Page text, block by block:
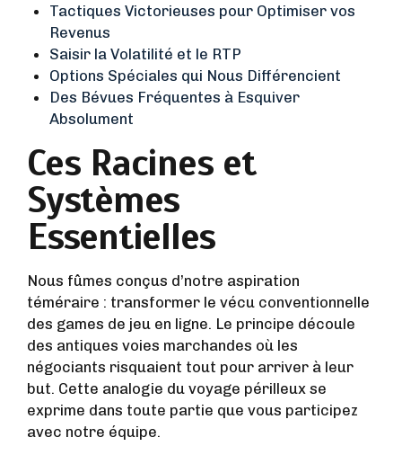
Tactiques Victorieuses pour Optimiser vos
Revenus
Saisir la Volatilité et le RTP
Options Spéciales qui Nous Différencient
Des Bévues Fréquentes à Esquiver
Absolument
Ces Racines et
Systèmes
Essentielles
Nous fûmes conçus d’notre aspiration
téméraire : transformer le vécu conventionnelle
des games de jeu en ligne. Le principe découle
des antiques voies marchandes où les
négociants risquaient tout pour arriver à leur
but. Cette analogie du voyage périlleux se
exprime dans toute partie que vous participez
avec notre équipe.